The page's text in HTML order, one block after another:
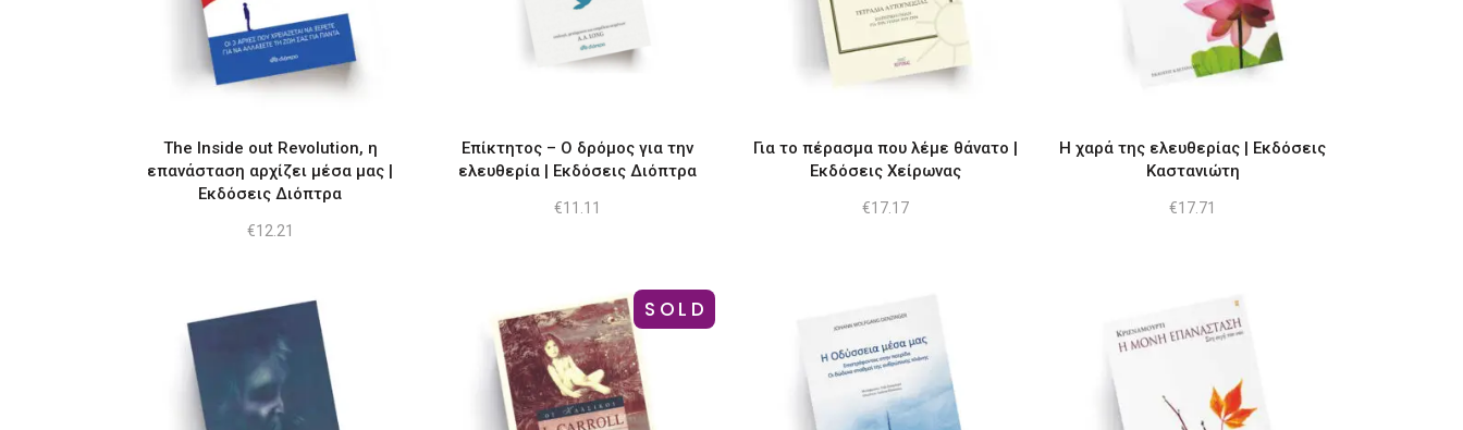
The Inside out Revolution, η
επανάσταση αρχίζει μέσα μας |
Εκδόσεις Διόπτρα
€12.21
Επίκτητος – Ο δρόμος για την
ελευθερία | Εκδόσεις Διόπτρα
€11.11
Για το πέρασμα που λέμε θάνατο |
Εκδόσεις Χείρωνας
€17.17
Η χαρά της ελευθερίας | Εκδόσεις
Καστανιώτη
€17.71
SOLD